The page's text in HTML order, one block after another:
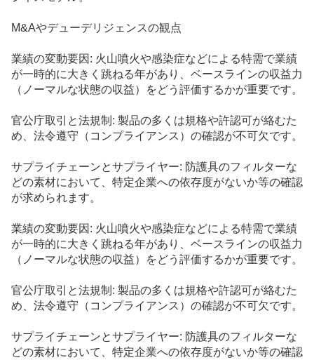
M&Aやデューデリジェンスの観点
業績の変動要因: 火山噴火や感染症などによる特需で業績
が一時的に大きく跳ねる年があり、ベースラインの収益力
（ノーマルな状態の収益）をどう評価するかが重要です。
官公庁取引と法規制: 製品の多くは規格や許認可が絡むた
め、法令遵守（コンプライアンス）の確認が不可欠です。
サプライチェーンとサプライヤー: 防護具のフィルターな
どの素材において、特定企業への依存度がないか等の確認
が求められます。
業績の変動要因: 火山噴火や感染症などによる特需で業績
が一時的に大きく跳ねる年があり、ベースラインの収益力
（ノーマルな状態の収益）をどう評価するかが重要です。
官公庁取引と法規制: 製品の多くは規格や許認可が絡むた
め、法令遵守（コンプライアンス）の確認が不可欠です。
サプライチェーンとサプライヤー: 防護具のフィルターな
どの素材において、特定企業への依存度がないか等の確認